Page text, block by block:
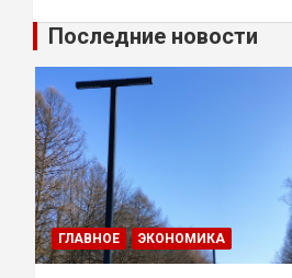
Последние новости
ГЛАВНОЕ ЭКОНОМИКА